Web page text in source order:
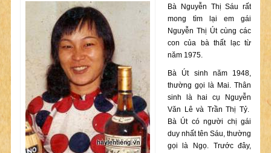
Bà Nguyễn Thị Sáu rất
mong tìm lại em gái
Nguyễn Thị Út cùng các
con của bà thất lạc từ
năm 1975.
Bà Út sinh năm 1948,
thường gọi là Mai. Thân
sinh là hai cụ Nguyễn
Văn Lê và Trần Thị Tỷ.
Bà Út có người chị gái
duy nhất tên Sáu, thường
gọi là Ngọ. Trước đây,